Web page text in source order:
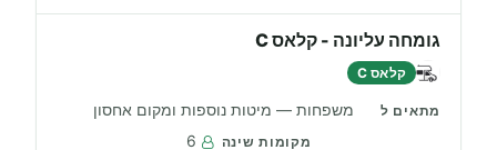
גומחה עליונה - קלאס C
קלאס C
משפחות — מיטות נוספות ומקום אחסון
6